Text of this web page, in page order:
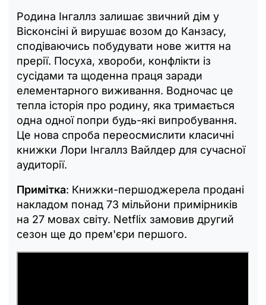
Родина Інгаллз залишає звичний дім у
Вісконсіні й вирушає возом до Канзасу,
сподіваючись побудувати нове життя на
прерії. Посуха, хвороби, конфлікти із
сусідами та щоденна праця заради
елементарного виживання. Водночас це
тепла історія про родину, яка тримається
одна одної попри будь-які випробування.
Це нова спроба переосмислити класичні
книжки Лори Інгаллз Вайлдер для сучасної
аудиторії.
Примітка: Книжки-першоджерела продані
накладом понад 73 мільйони примірників
на 27 мовах світу. Netflix замовив другий
сезон ще до прем'єри першого.